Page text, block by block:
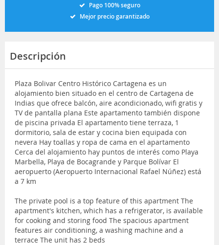
Pago 100% seguro
Mejor precio garantizado
Descripción
Plaza Bolivar Centro Histórico Cartagena es un
alojamiento bien situado en el centro de Cartagena de
Indias que ofrece balcón, aire acondicionado, wifi gratis y
TV de pantalla plana Este apartamento también dispone
de piscina privada El apartamento tiene terraza, 1
dormitorio, sala de estar y cocina bien equipada con
nevera Hay toallas y ropa de cama en el apartamento
Cerca del alojamiento hay puntos de interés como Playa
Marbella, Playa de Bocagrande y Parque Bolívar El
aeropuerto (Aeropuerto Internacional Rafael Núñez) está
a 7 km
The private pool is a top feature of this apartment The
apartment's kitchen, which has a refrigerator, is available
for cooking and storing food The spacious apartment
features air conditioning, a washing machine and a
terrace The unit has 2 beds